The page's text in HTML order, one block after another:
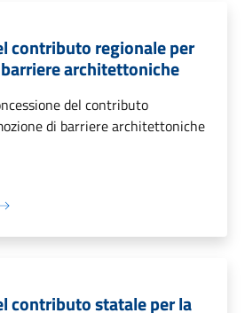
contributo regionale per
architettoniche
del contributo
di barriere architettoniche
contributo statale per la